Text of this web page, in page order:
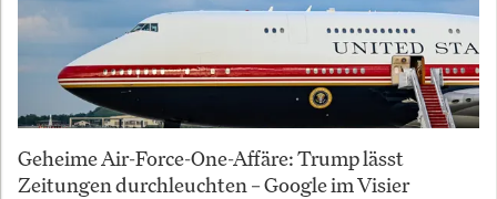
Geheime Air-Force-One-Affäre: Trump lässt
Zeitungen durchleuchten – Google im Visier